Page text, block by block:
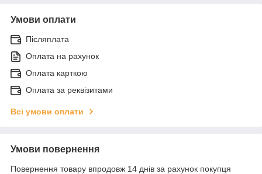
Умови оплати
Післяплата
Оплата на рахунок
Оплата карткою
Оплата за реквізитами
Всі умови оплати
Умови повернення
Повернення товару впродовж 14 днів за рахунок покупця